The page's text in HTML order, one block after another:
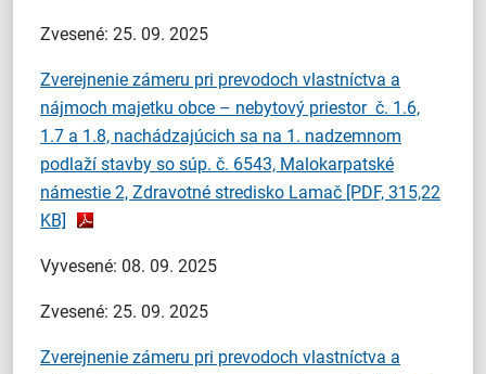
Zvesené: 25. 09. 2025
Zverejnenie zámeru pri prevodoch vlastníctva a
nájmoch majetku obce – nebytový priestor č. 1.6,
1.7 a 1.8, nachádzajúcich sa na 1. nadzemnom
podlaží stavby so súp. č. 6543, Malokarpatské
námestie 2, Zdravotné stredisko Lamač [PDF, 315,22
KB]
Vyvesené: 08. 09. 2025
Zvesené: 25. 09. 2025
Zverejnenie zámeru pri prevodoch vlastníctva a